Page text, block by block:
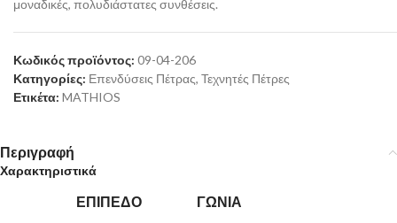
μοναδικές, πολυδιάστατες συνθέσεις.
Κωδικός προϊόντος: 09-04-206
Κατηγορίες: Επενδύσεις Πέτρας, Τεχνητές Πέτρες
Ετικέτα: MATHIOS
Περιγραφή
Χαρακτηριστικά
ΕΠΊΠΕΔΟ ΓΩΝΊΑ